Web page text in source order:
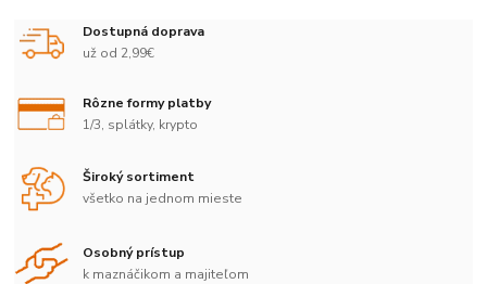
Dostupná doprava
už od 2,99€
Rôzne formy platby
1/3, splátky, krypto
Široký sortiment
všetko na jednom mieste
Osobný prístup
k maznáčikom a majiteľom